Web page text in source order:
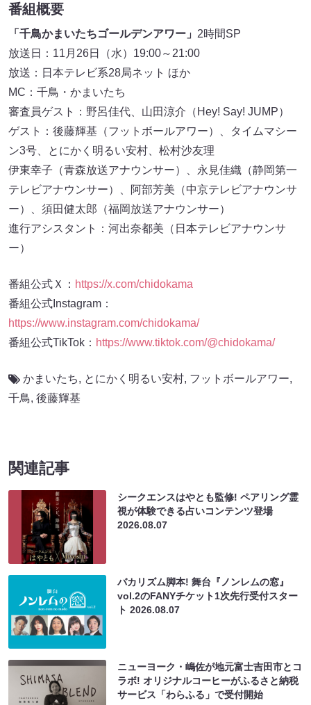
番組概要
「千鳥かまいたちゴールデンアワー」 2時間SP
放送日：11月26日（水）19:00～21:00
放送：日本テレビ系28局ネット ほか
MC：千鳥・かまいたち
審査員ゲスト：野呂佳代、山田涼介（Hey! Say! JUMP）
ゲスト：後藤輝基（フットボールアワー）、タイムマシー
ン3号、とにかく明るい安村、松村沙友理
伊東幸子（青森放送アナウンサー）、永見佳織（静岡第一
テレビアナウンサー）、阿部芳美（中京テレビアナウンサ
ー）、須田健太郎（福岡放送アナウンサー）
進行アシスタント：河出奈都美（日本テレビアナウンサ
ー）
番組公式Ｘ： https://x.com/chidokama
番組公式Instagram：
https://www.instagram.com/chidokama/
番組公式TikTok： https://www.tiktok.com/@chidokama/
かまいたち, とにかく明るい安村, フットボールアワー,
千鳥, 後藤輝基
関連記事
シークエンスはやとも監修! ペアリング霊
視が体験できる占いコンテンツ登場
2026.08.07
バカリズム脚本! 舞台『ノンレムの窓』
vol.2のFANYチケット1次先行受付スター
ト2026.08.07
ニューヨーク・嶋佐が地元富士吉田市とコ
ラボ! オリジナルコーヒーがふるさと納税
サービス「わらふる」で受付開始